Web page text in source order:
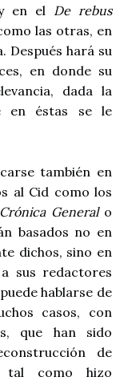
en el De rebus
las otras, en
Después hará su
en donde su
dada la
en éstas se le
también en
al Cid como los
Generalo
basados no en
dichos, sino en
sus redactores
hablarse de
casos, con
que han sido
de
tal como hizo